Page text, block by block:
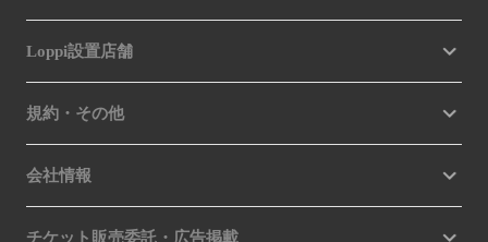
Loppi設置店舗
規約・その他
会社情報
チケット販売委託・広告掲載